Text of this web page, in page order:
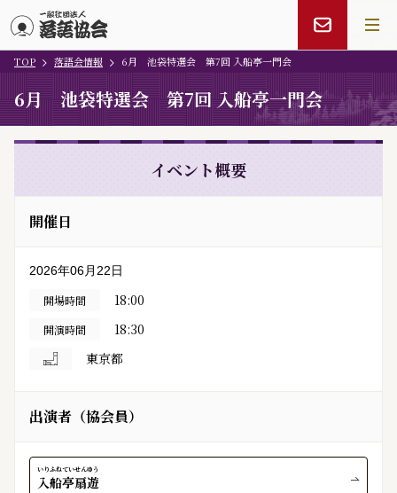
TOP 落語会情報 6月 池袋特選会 第7回 入船亭一門会
6月 池袋特選会 第7回 入船亭一門会
イベント概要
開催日
2026年06月22日
開場時間 18:00
開演時間
18:30
東京都
出演者（協会員）
入船亭
いりふねてい
扇遊
せんゆう